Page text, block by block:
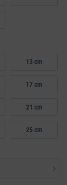
13 cm
17 cm
21 cm
25 cm